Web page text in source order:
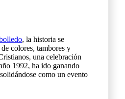
, la historia se
colores, tambores y
una celebración
1992, ha ido ganando
como un evento